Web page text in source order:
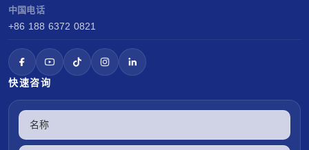
中国电话
+86 188 6372 0821
快速咨询